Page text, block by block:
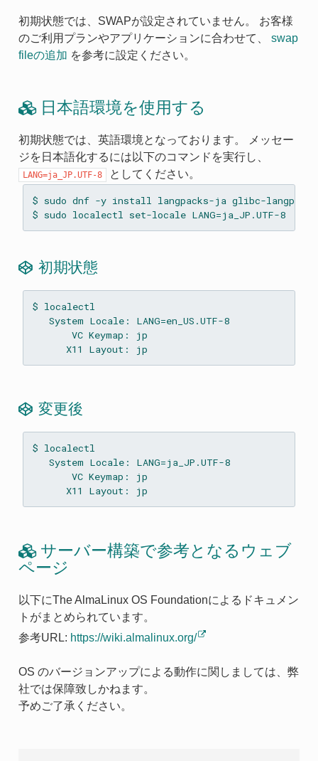
初期状態では、SWAPが設定されていません。 お客様
のご利用プランやアプリケーションに合わせて、 swap
fileの追加 を参考に設定ください。
日本語環境を使用する
初期状態では、英語環境となっております。 メッセー
ジを日本語化するには以下のコマンドを実行し、
LANG=ja_JP.UTF-8 としてください。
$ sudo dnf -y install langpacks-ja glibc-
$ sudo localectl set-locale LANG=ja_JP.UTF-8
初期状態
$ localectl
   System Locale: LANG=en_US.UTF-8
       VC Keymap: jp
変更後
$ localectl
   System Locale: LANG=ja_JP.UTF-8
       VC Keymap: jp
サーバー構築で参考となるウェブ
ページ
以下にThe AlmaLinux OS Foundationによるドキュメン
トがまとめられています。
参考URL: https://wiki.almalinux.org/
OS のバージョンアップによる動作に関しましては、弊
社では保障致しかねます。
予めご了承ください。